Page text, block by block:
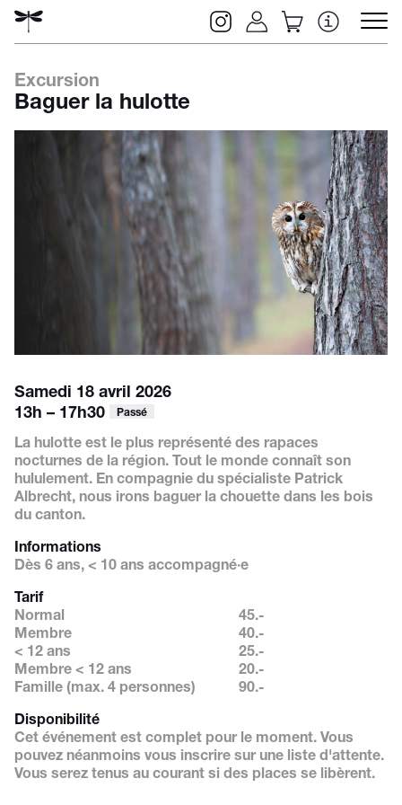
Rechercher
Excursion
Baguer la hulotte
Samedi 18 avril 2026
13h – 17h30
Passé
La hulotte est le plus représenté des rapaces
nocturnes de la région. Tout le monde connaît son
hululement. En compagnie du spécialiste Patrick
Albrecht, nous irons baguer la chouette dans les bois
du canton.
Informations
Dès 6 ans, < 10 ans accompagné·e
Tarif
Normal
45.-
Membre
40.-
< 12 ans
25.-
Membre < 12 ans
20.-
Famille (max. 4 personnes)
90.-
Disponibilité
Cet événement est complet pour le moment. Vous
pouvez néanmoins vous inscrire sur une liste d'attente.
Vous serez tenus au courant si des places se libèrent.